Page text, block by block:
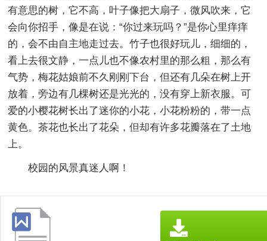
有意思的树，它不高，叶子像把大扇子，微风吹来，它
会向你招手，像是在说：“你过来玩吗？”是你心里痒痒
的，会不由自主地走过去。竹子也很好玩儿，细细的，
看上去很文静，一点儿也不像农村里的那么粗，那么有
气势，梅花姑娘前不久刚刚下台，但还有几朵在树上开
放着，旁边有几棵树还是光光的，没有穿上新衣服。可
爱的小樱花树长出了迷你的小花，小花粉粉的，带一点
黄色。茶花也长出了花朵，但却有许多花瓣落在了土地
上。
校园的风景真迷人啊！